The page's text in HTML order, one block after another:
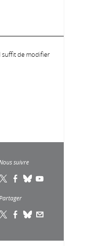
suffit de modifier
suivre